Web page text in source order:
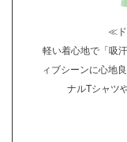
≪ド
軽い着心地で「吸
ィブシーンに心地
ナルTシャツ